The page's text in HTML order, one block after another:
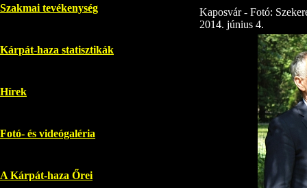
Szakmai tevékenység
Kárpát-haza statisztikák
Hírek
Fotó- és videógaléria
A Kárpát-haza Őrei
Kaposvár - Fotó:
2014. június 4.